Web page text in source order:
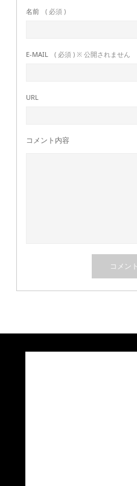
名前 ( 必須 )
E-MAIL ( 必須 ) ※ 公開されません
URL
コメント内容